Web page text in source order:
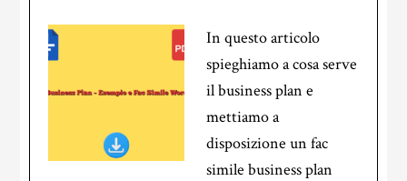
In questo articolo
spieghiamo a cosa serve
il business plan e
mettiamo a
disposizione un fac
simile business plan